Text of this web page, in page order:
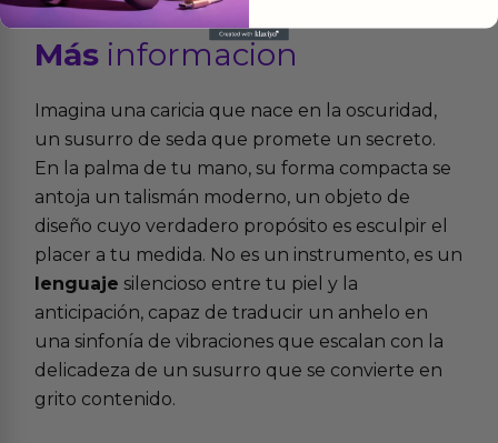
Más informacion
Imagina una caricia que nace en la oscuridad,
un susurro de seda que promete un secreto.
En la palma de tu mano, su forma compacta se
antoja un talismán moderno, un objeto de
diseño cuyo verdadero propósito es esculpir el
placer a tu medida. No es un instrumento, es un
lenguaje silencioso entre tu piel y la
anticipación, capaz de traducir un anhelo en
una sinfonía de vibraciones que escalan con la
delicadeza de un susurro que se convierte en
grito contenido.